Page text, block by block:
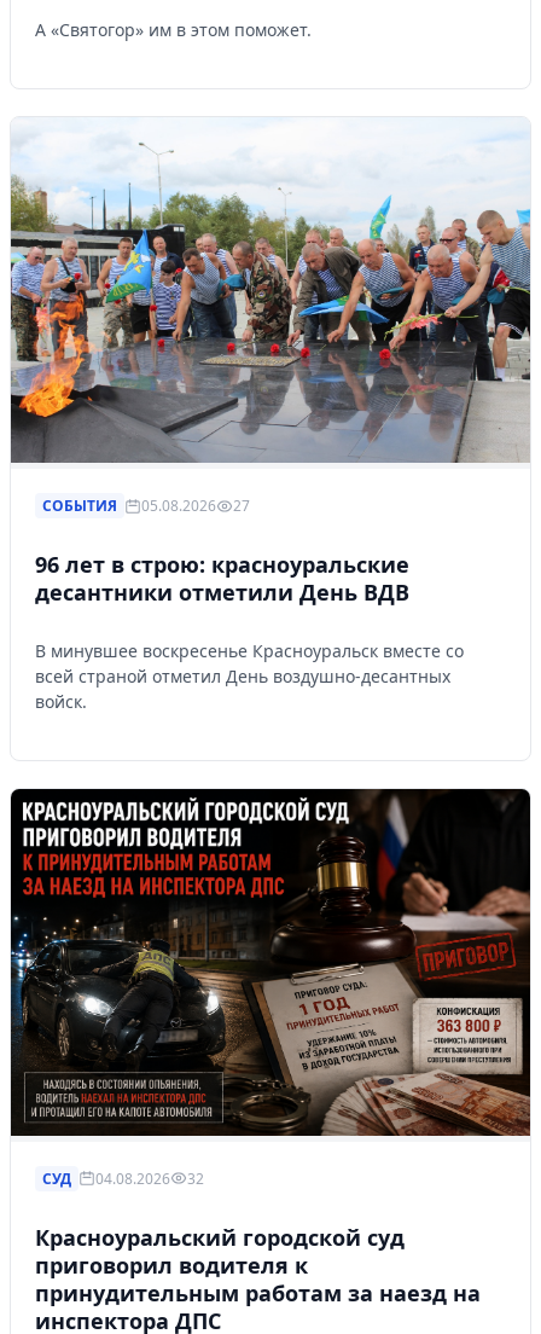
А «Святогор» им в этом поможет.
СОБЫТИЯ 05.08.2026 27
96 лет в строю: красноуральские
десантники отметили День ВДВ
В минувшее воскресенье Красноуральск вместе со
всей страной отметил День воздушно-десантных
войск.
СУД 04.08.2026 32
Красноуральский городской суд
приговорил водителя к
принудительным работам за наезд на
инспектора ДПС